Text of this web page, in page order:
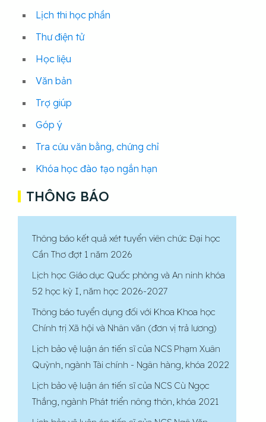
Lịch thi học phần
Thư điện tử
Học liệu
Văn bản
Trợ giúp
Góp ý
Tra cứu văn bằng, chứng chỉ
Khóa học đào tạo ngắn hạn
THÔNG BÁO
Thông báo kết quả xét tuyển viên chức Đại học
Cần Thơ đợt 1 năm 2026
Lịch học Giáo dục Quốc phòng và An ninh khóa
52 học kỳ I, năm học 2026-2027
Thông báo tuyển dụng đối với Khoa Khoa học
Chính trị Xã hội và Nhân văn (đơn vị trả lương)
Lịch bảo vệ luận án tiến sĩ của NCS Phạm Xuân
Quỳnh, ngành Tài chính - Ngân hàng, khóa 2022
Lịch bảo vệ luận án tiến sĩ của NCS Cù Ngọc
Thắng, ngành Phát triển nông thôn, khóa 2021